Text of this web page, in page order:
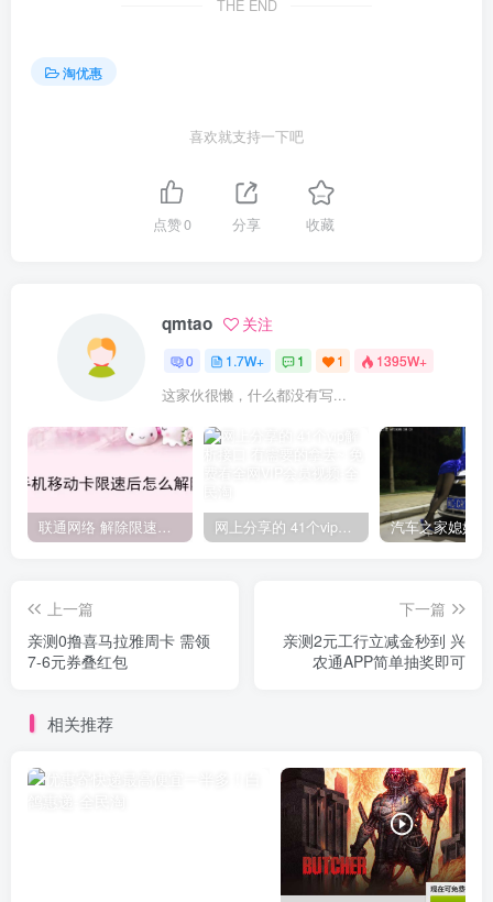
THE END
淘优惠
喜欢就支持一下吧
点赞0 分享 收藏
qmtao 关注
0 1.7W+ 1 1 1395W+
这家伙很懒，什么都没有写...
联通网络 解除限速方法参考！畅享、畅玩、老白干等及其它地区自测了 网上分享的 41个vip解析接口 有需要的拿去~ 免费看全网VIP会员视频
上一篇
亲测0撸喜马拉雅周卡 需领
7-6元券叠红包
下一篇
亲测2元工行立减金秒到 兴
农通APP简单抽奖即可
相关推荐